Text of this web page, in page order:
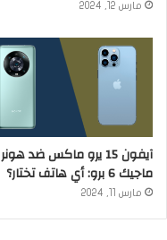
مارس 12, 2024
آيفون 15 يرو ماكس ضد هونر
ماجيك 6 برو: أي هاتف تختار؟
مارس 11, 2024